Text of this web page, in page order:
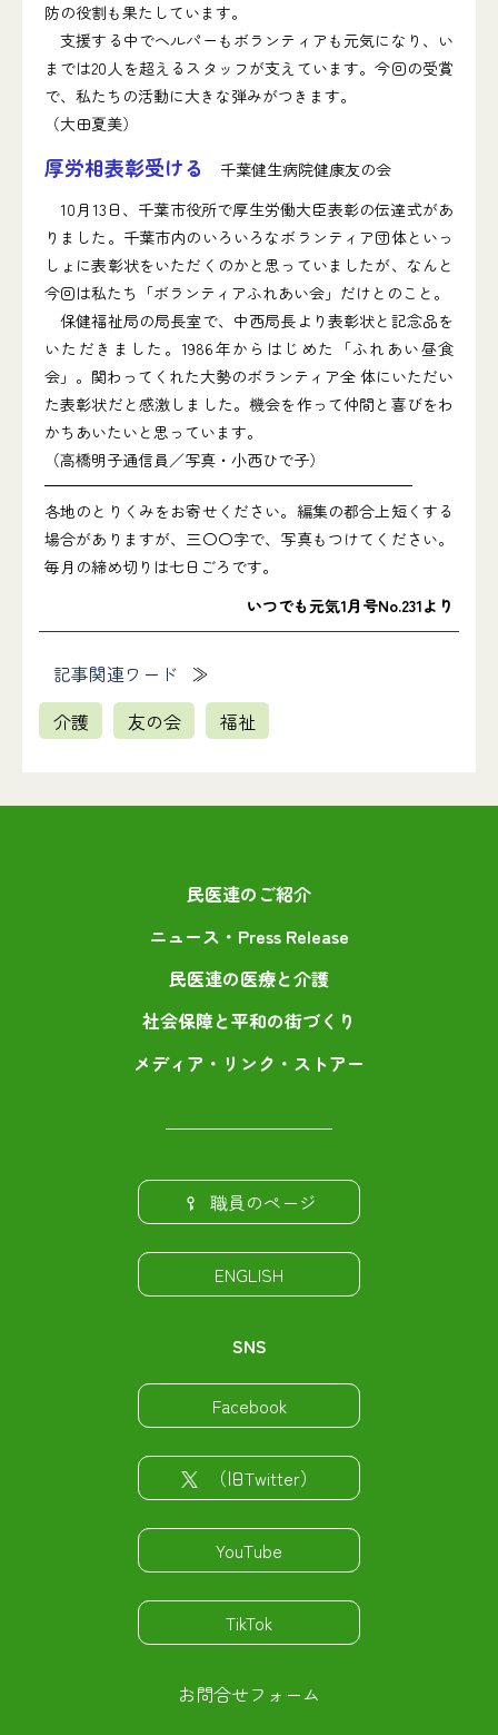
防の役割も果たしています。
支援する中でヘルパーもボランティアも元気になり、い
までは20人を超えるスタッフが支えています。今回の受賞
で、私たちの活動に大きな弾みがつきます。
（大田夏美）
厚労相表彰受ける
千葉健生病院健康友の会
10月13日、千葉市役所で厚生労働大臣表彰の伝達式があ
りました。千葉市内のいろいろなボランティア団体といっ
しょに表彰状をいただくのかと思っていましたが、なんと
今回は私たち「ボランティアふれあい会」だけとのこと。
保健福祉局の局長室で、中西局長より表彰状と記念品を
いただきました。1986年からはじめた「ふれあい昼食
会」。関わってくれた大勢のボランティア全 体にいただい
た表彰状だと感激しました。機会を作って仲間と喜びをわ
かちあいたいと思っています。
（高橋明子通信員／写真・小西ひで子）
各地のとりくみをお寄せください。編集の都合上短くする
場合がありますが、三〇〇字で、写真もつけてください。
毎月の締め切りは七日ごろです。
いつでも元気1月号No.231より
記事関連ワード
介護
友の会 福祉
民医連のご紹介
ニュース・Press Release
民医連の医療と介護
社会保障と平和の街づくり
メディア・リンク・ストアー
職員のページ
ENGLISH
SNS
Facebook
（旧Twitter）
YouTube
TikTok
お問合せフォーム